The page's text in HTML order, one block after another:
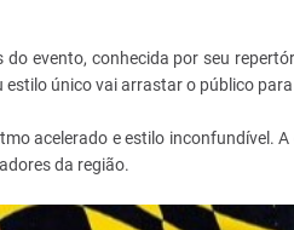
evento, conhecida por seu
único vai arrastar o público
acelerado e estilo inconfundível.
da região.